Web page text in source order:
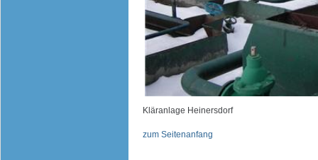
Kläranlage Heinersdorf
zum Seitenanfang